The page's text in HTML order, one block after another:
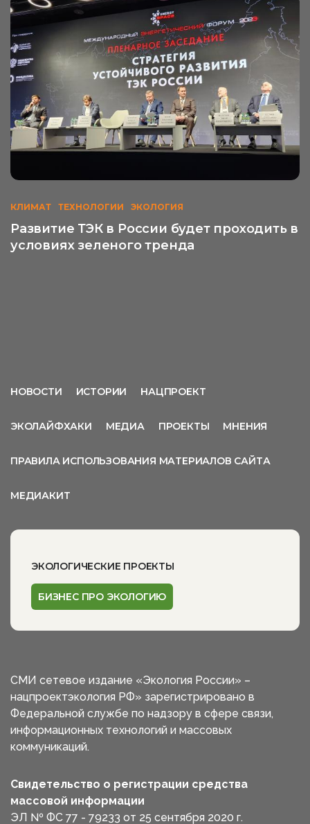
КЛИМАТ ТЕХНОЛОГИИ ЭКОЛОГИЯ
Развитие ТЭК в России будет проходить в
условиях зеленого тренда
НОВОСТИ ИСТОРИИ НАЦПРОЕКТ
ЭКОЛАЙФХАКИ МЕДИА ПРОЕКТЫ МНЕНИЯ
ПРАВИЛА ИСПОЛЬЗОВАНИЯ МАТЕРИАЛОВ САЙТА
МЕДИАКИТ
ЭКОЛОГИЧЕСКИЕ ПРОЕКТЫ
БИЗНЕС ПРО ЭКОЛОГИЮ
СМИ сетевое издание «Экология России» –
нацпроектэкология РФ» зарегистрировано в
Федеральной службе по надзору в сфере связи,
информационных технологий и массовых
коммуникаций.
Свидетельство о регистрации средства
массовой информации
ЭЛ № ФС 77 - 79233 от 25 сентября 2020 г.